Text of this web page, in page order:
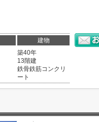
建物
築40年
13階建
鉄骨鉄筋コンクリ
ート